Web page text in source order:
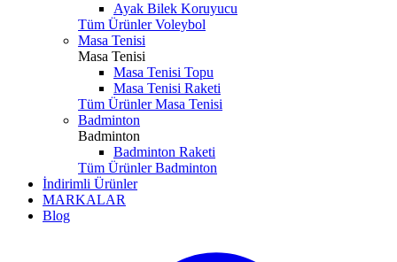
Ayak Bilek Koruyucu
Tüm Ürünler Voleybol
Masa Tenisi
Masa Tenisi
Masa Tenisi Topu
Masa Tenisi Raketi
Tüm Ürünler Masa Tenisi
Badminton
Badminton
Badminton Raketi
Tüm Ürünler Badminton
İndirimli Ürünler
MARKALAR
Blog